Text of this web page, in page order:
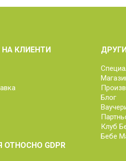
КЛИЕНТИ
GDPR
Блог
Клуб
Бебе